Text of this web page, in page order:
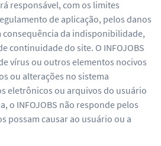
responsável, com os limites
de aplicação, pelos danos
consequência da indisponibilidade,
continuidade do site. O INFOJOBS
vírus ou outros elementos nocivos
ou alterações no sistema
eletrônicos ou arquivos do usuário
o INFOJOBS não responde pelos
possam causar ao usuário ou a